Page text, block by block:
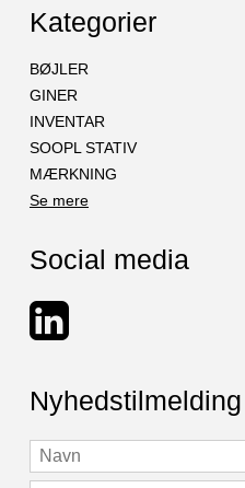
Kategorier
BØJLER
GINER
INVENTAR
SOOPL STATIV
MÆRKNING
Se mere
Social media
Nyhedstilmelding